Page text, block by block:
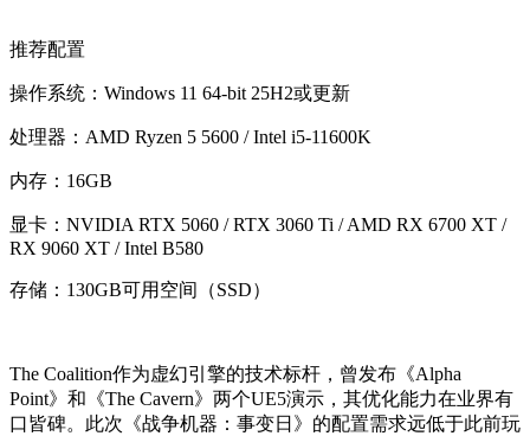
推荐配置
操作系统：Windows 11 64-bit 25H2或更新
处理器：AMD Ryzen 5 5600 / Intel i5-11600K
内存：16GB
显卡：NVIDIA RTX 5060 / RTX 3060 Ti / AMD RX 6700 XT /
RX 9060 XT / Intel B580
存储：130GB可用空间（SSD）
The Coalition作为虚幻引擎的技术标杆，曾发布《Alpha
Point》和《The Cavern》两个UE5演示，其优化能力在业界有
口皆碑。此次《战争机器：事变日》的配置需求远低于此前玩